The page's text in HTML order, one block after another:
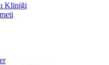
Kliniği